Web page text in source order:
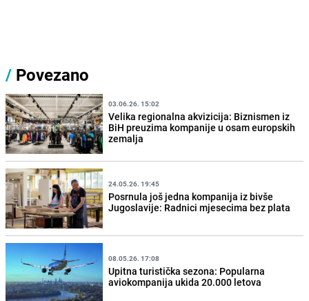
/ Povezano
03.06.26. 15:02
Velika regionalna akvizicija: Biznismen iz
BiH preuzima kompanije u osam europskih
zemalja
24.05.26. 19:45
Posrnula još jedna kompanija iz bivše
Jugoslavije: Radnici mjesecima bez plata
08.05.26. 17:08
Upitna turistička sezona: Popularna
aviokompanija ukida 20.000 letova